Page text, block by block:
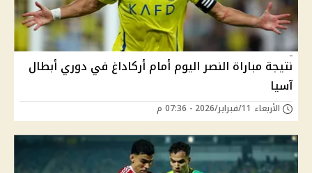
نتيجة مباراة النصر اليوم أمام أركاداغ في دوري أبطال
آسيا
الأربعاء 11/فبراير/2026 - 07:36 م